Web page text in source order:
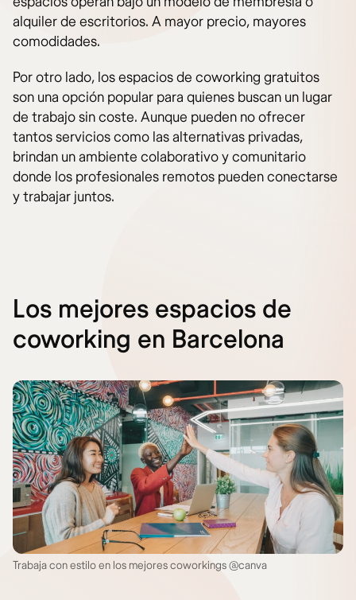
alquiler de escritorios. A mayor precio, mayores
comodidades.
Por otro lado, los espacios de coworking gratuitos
son una opción popular para quienes buscan un lugar
de trabajo sin coste. Aunque pueden no ofrecer
tantos servicios como las alternativas privadas,
brindan un ambiente colaborativo y comunitario
donde los profesionales remotos pueden conectarse
y trabajar juntos.
Los mejores espacios de
coworking en Barcelona
Trabaja con estilo en los mejores coworkings @canva